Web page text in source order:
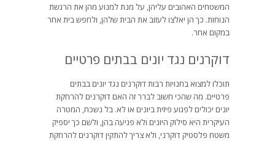
המשטחים האהובים עליהן, על מנת למנוע מהן את הרגשת
הנוחות. כך הן יאלצו לעזוב את הבית שלהן, ולחפש בית אחר
במקום אחר.
דוקרנים נגד יונים בבתים פרטיים
תוכלו למצוא בחנויות רבות דוקרנים נגד יונים בבתים
פרטיים. מה שהכי חשוב לברר זה האם דוקרנים להרחקת
יונים יכולים לפגוע פיזית ביונים או לא. בל נשכח, המטרה
העיקרית היא סילוק היונים ולא פגיעה בהן, ולשם כך יספיק
משטח פלסטיק דוקרני, ולא צריך להתקין דוקרנים להרחקת